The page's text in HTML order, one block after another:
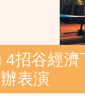
4招谷經
表演